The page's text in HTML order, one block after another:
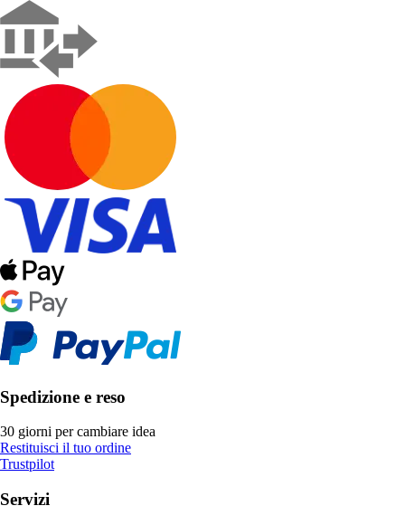
Spedizione e reso
30 giorni per cambiare idea
Restituisci il tuo ordine
Trustpilot
Servizi